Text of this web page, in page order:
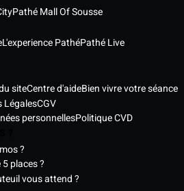
Pathé Mall Of Sousse
L'experience PathéPathé Live
siteCentre d'aideBien vivre votre séance
LégalesCGV
personnellesPolitique CVD
?
places ?
vous attend ?